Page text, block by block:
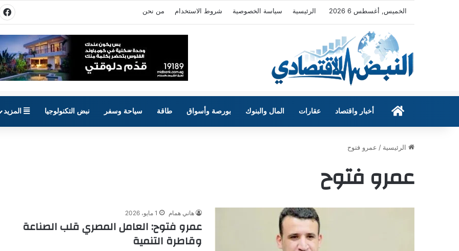
الخميس, أغسطس 6 2026 الرئيسية سياسة الخصوصية شروط الاستخدام من نحن
الرئيسيةأخبار واقتصاد عقارات المال والبنوك بورصة وأسواق طاقة سياحة وسفر نبض التكنولوجيا المزيد
الرئيسية / عمرو فتوح
عمرو فتوح
هاني همام 1 مايو، 2026
عمرو فتوح: العامل المصري قلب الصناعة
وقاطرة التنمية